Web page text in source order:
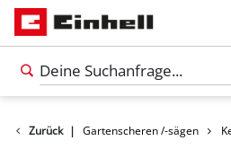
Zurück |
Garten Gartenscheren /-sägen